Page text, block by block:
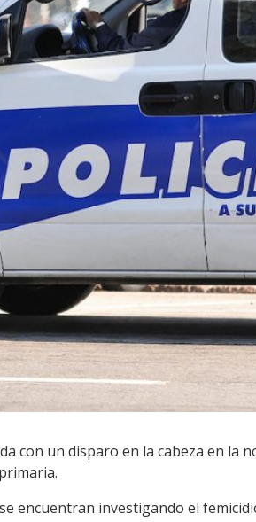
con un disparo en la cabeza en la
encuentran investigando el